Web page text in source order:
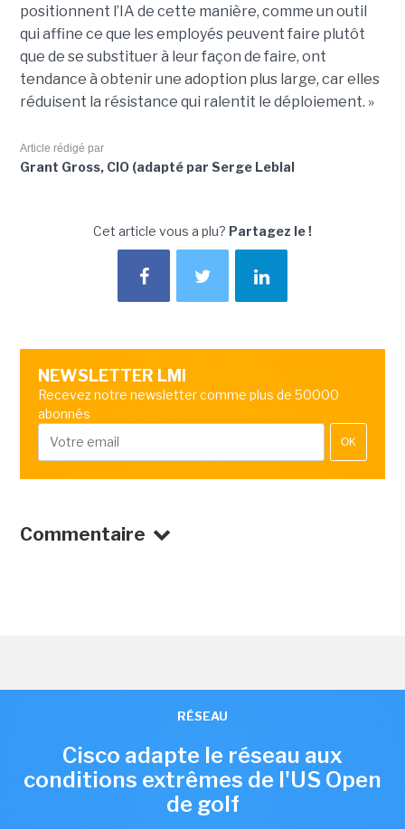
positionnent l’IA de cette manière, comme un outil
qui affine ce que les employés peuvent faire plutôt
que de se substituer à leur façon de faire, ont
tendance à obtenir une adoption plus large, car elles
réduisent la résistance qui ralentit le déploiement. »
Article rédigé par
Grant Gross, CIO (adapté par Serge Leblal
Cet article vous a plu? Partagez le !
NEWSLETTER LMI
Recevez notre newsletter comme plus de 50000
abonnés
OK
Commentaire
RÉSEAU
Cisco adapte le réseau aux
conditions extrêmes de l'US Open
de golf